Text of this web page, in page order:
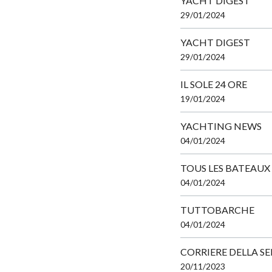
29/01/2024
YACHT DIGEST
29/01/2024
IL SOLE 24 ORE
19/01/2024
YACHTING NEWS
04/01/2024
TOUS LES BATEAUX
04/01/2024
TUTTOBARCHE
04/01/2024
CORRIERE DELLA
20/11/2023